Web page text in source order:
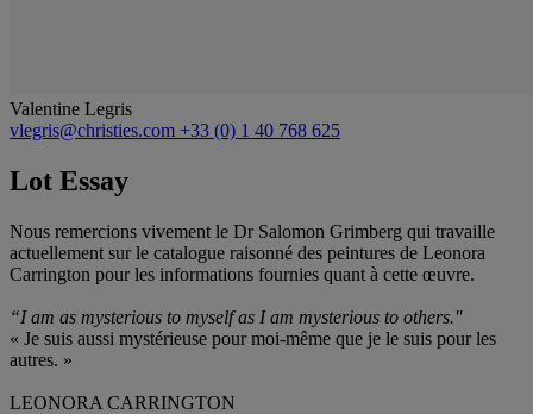
Valentine Legris
vlegris@christies.com +33 (0) 1 40 768 625
Lot Essay
Nous remercions vivement le Dr Salomon Grimberg qui travaille
actuellement sur le catalogue raisonné des peintures de Leonora
Carrington pour les informations fournies quant à cette œuvre.
“I am as mysterious to myself as I am mysterious to others.''
« Je suis aussi mystérieuse pour moi-même que je le suis pour les
autres. »
LEONORA CARRINGTON